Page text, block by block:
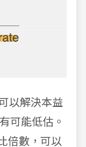
以解決本益
可能低估。
倍數，可以